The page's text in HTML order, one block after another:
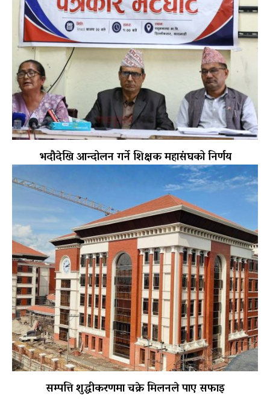
भदौदेखि आन्दोलन गर्ने शिक्षक महासंघको निर्णय
सम्पत्ति शुद्धीकरणमा चक्रे मिलनले पाए सफाइ